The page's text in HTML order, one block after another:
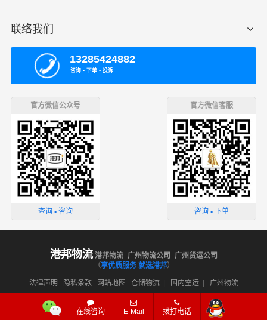
在线咨询 E-Mail 拨打电话
联络我们
13285424882
咨询 ▪ 下单 ▪ 投诉
官方微信公众号
查询 ▪ 咨询
官方微信客服
咨询 ▪ 下单
港邦物流港邦物流_广州物流公司_广州货运公司
（享优质服务 就选港邦）
法律声明 隐私条款 网站地图 仓储物流| 国内空运| 广州物流